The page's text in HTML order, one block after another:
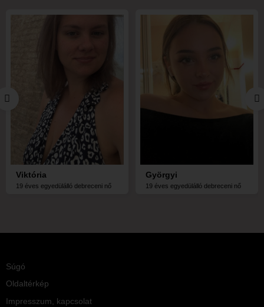
Viktória
19 éves egyedülálló debreceni nő
Györgyi
19 éves egyedülálló debreceni nő
Súgó
Oldaltérkép
Impresszum, kapcsolat